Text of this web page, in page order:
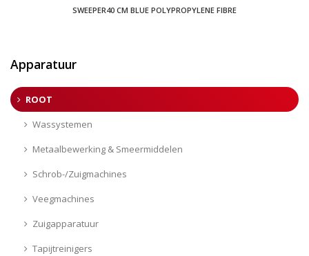
SWEEPER40 CM BLUE POLYPROPYLENE FIBRE
Apparatuur
ROOT
Wassystemen
Metaalbewerking & Smeermiddelen
Schrob-/Zuigmachines
Veegmachines
Zuigapparatuur
Tapijtreinigers